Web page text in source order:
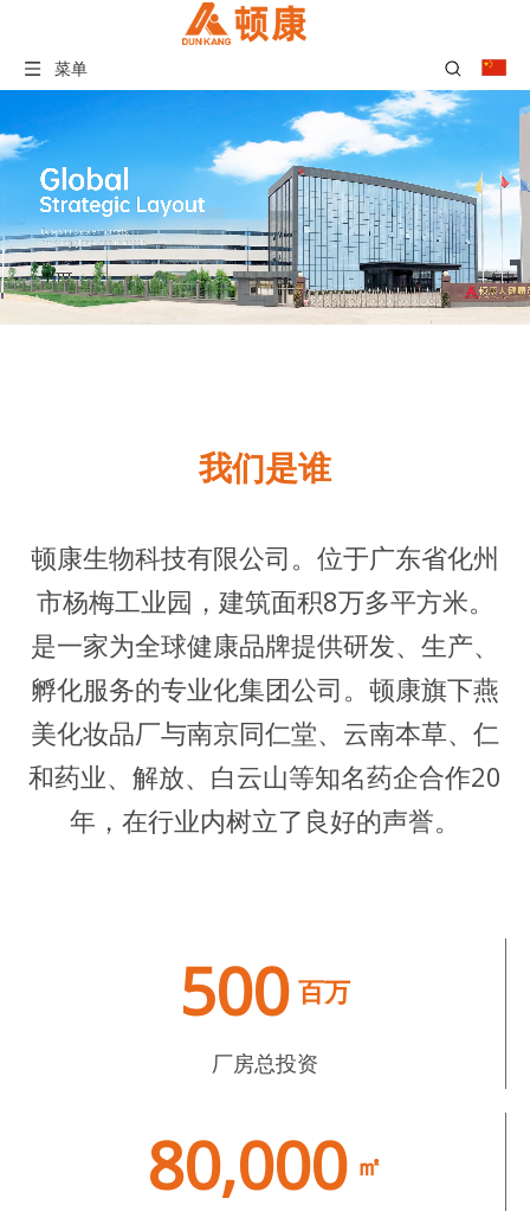
菜单
我们是谁
顿康生物科技有限公司。位于广东省化州
市杨梅工业园，建筑面积8万多平方米。
是一家为全球健康品牌提供研发、生产、
孵化服务的专业化集团公司。顿康旗下燕
美化妆品厂与南京同仁堂、云南本草、仁
和药业、解放、白云山等知名药企合作20
年，在行业内树立了良好的声誉。
500 百万
厂房总投资
80,000 ㎡